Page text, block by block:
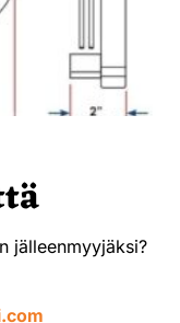
jälleenmyyjäksi?